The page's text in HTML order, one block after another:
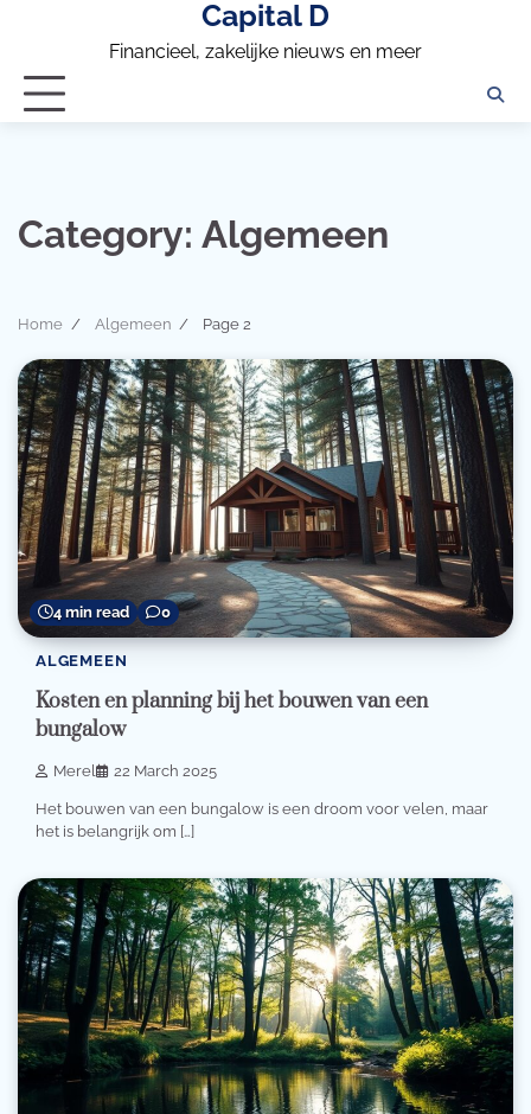
Capital D
Financieel, zakelijke nieuws en meer
Category: Algemeen
Home Algemeen Page 2
4 min read 0
ALGEMEEN
Kosten en planning bij het bouwen van een
bungalow
Merel 22 March 2025
Het bouwen van een bungalow is een droom voor velen, maar
het is belangrijk om […]